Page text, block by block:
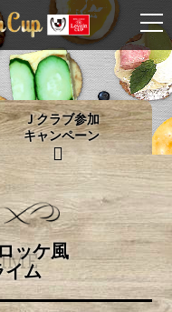
Ｊクラブ参加
キャンペーン
ッケ風
イム